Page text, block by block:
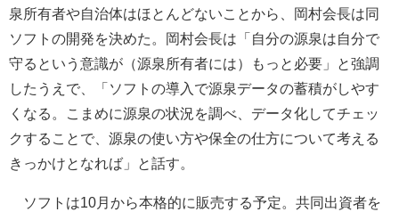
泉所有者や自治体はほとんどないことから、岡村会長は同
ソフトの開発を決めた。岡村会長は「自分の源泉は自分で
守るという意識が（源泉所有者には）もっと必要」と強調
したうえで、「ソフトの導入で源泉データの蓄積がしやす
くなる。こまめに源泉の状況を調べ、データ化してチェッ
クすることで、源泉の使い方や保全の仕方について考える
きっかけとなれば」と話す。
ソフトは10月から本格的に販売する予定。共同出資者を